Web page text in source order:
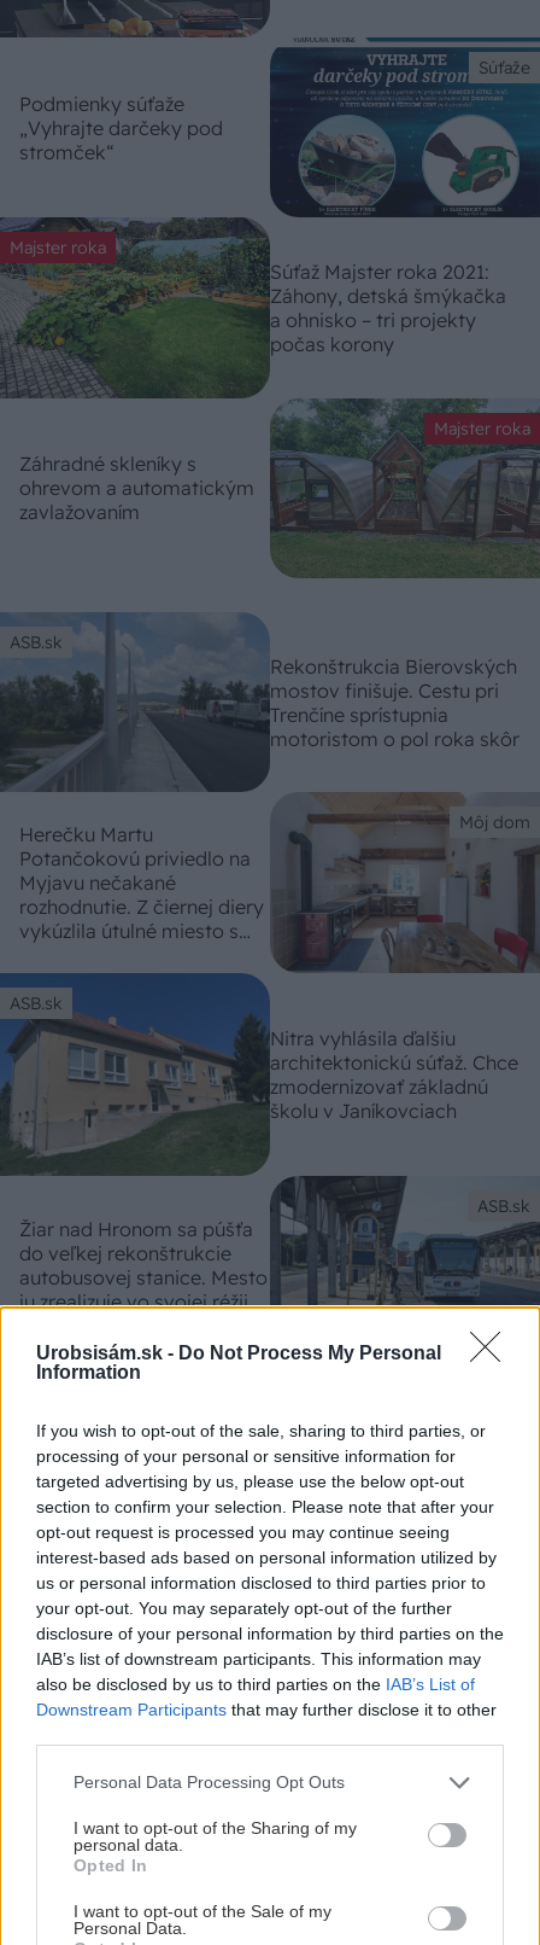
Urobsisám.sk - Do Not Process My Personal
Information
If you wish to opt-out of the sale, sharing to third parties, or
processing of your personal or sensitive information for
targeted advertising by us, please use the below opt-out
section to confirm your selection. Please note that after your
opt-out request is processed you may continue seeing
interest-based ads based on personal information utilized by
us or personal information disclosed to third parties prior to
your opt-out. You may separately opt-out of the further
disclosure of your personal information by third parties on the
IAB’s list of downstream participants. This information may
also be disclosed by us to third parties on the IAB’s List of
Downstream Participants that may further disclose it to other
Please note that this website/app uses one or more Google
not limited to your visit or usage behaviour. You may click to
grant or deny consent to Google and its third-party tags to
use your data for below specified purposes in below Google
consent section.
Personal Data Processing Opt Outs
I want to opt-out of the Sharing of my
personal data.
Opted In
I want to opt-out of the Sale of my
Personal Data.
Súťaže
Podmienky súťaže
„Vyhrajte darčeky pod
stromček“
Majster roka
Súťaž Majster roka 2021:
Záhony, detská šmýkačka
a ohnisko – tri projekty
počas korony
Majster roka
Záhradné skleníky s
ohrevom a automatickým
zavlažovaním
ASB.sk
Rekonštrukcia Bierovských
mostov finišuje. Cestu pri
Trenčíne sprístupnia
motoristom o pol roka skôr
Môj dom
Herečku Martu
Potančokovú priviedlo na
Myjavu nečakané
rozhodnutie. Z čiernej diery
vykúzlila útulné miesto s
ASB.sk
Nitra vyhlásila ďalšiu
architektonickú súťaž. Chce
zmodernizovať základnú
školu v Janíkovciach
ASB.sk
Žiar nad Hronom sa púšťa
do veľkej rekonštrukcie
autobusovej stanice. Mesto
ju zrealizuje vo svojej réžii
KOMENTÁRE Pridaťkomentár
VIDEO
Chcete dominantu interiéru,
Vyrobte si takéto masívne
ako to vyriešiť